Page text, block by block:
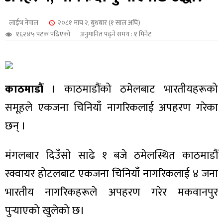
लाईभ नेपाल
२०८१ माघ २, बुधबार (१ साल अघि)
१६२४५ पटक पढिएको
अनुमानित पढ्ने समय : १ मिनेट
काठमाडौं । काठमाडौंको ठमेलबाट भारतीयहरूको
समूहले एकजना चिनियाँ नागरिकलाई अपहरण गरेका
छन् ।
मंगलबार दिउँसो साढे १ बजे ठमेलस्थित काठमाडौं
स्क्वायर होटलबाट एकजना चिनियाँ नागरिकलाई ४ जना
भारतीय नागरिकहरूले अपहरण गरेर मकवानपुर
पुर्‍याएको खुलेको छ।